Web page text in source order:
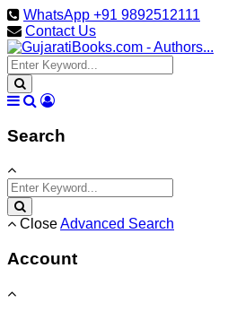
WhatsApp +91 9892512111
Contact Us
Search
CloseAdvanced Search
Account